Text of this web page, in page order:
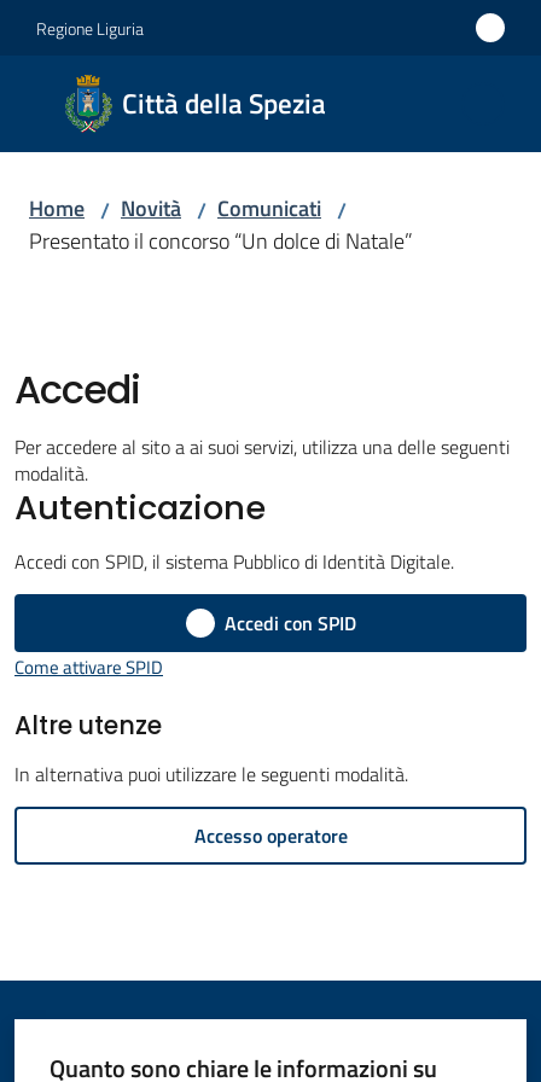
Vai al contenuto
Vai alla navigazione
Vai al footer
Regione Liguria
Città della Spezia
Città
della
Spezia
Medaglia
d'oro al
Medaglia
d'argento
Militare
Amministrazione
Menu selezionato
Vivere
il
e
Home / Novità / Comunicati /
Presentato il concorso “Un dolce di Natale”
Accedi
Per accedere al sito a ai suoi servizi, utilizza una delle seguenti
modalità.
Autenticazione
Accedi con SPID, il sistema Pubblico di Identità Digitale.
Accedi con SPID
Come attivare SPID
Altre utenze
In alternativa puoi utilizzare le seguenti modalità.
Accesso operatore
Quanto sono chiare le informazioni su